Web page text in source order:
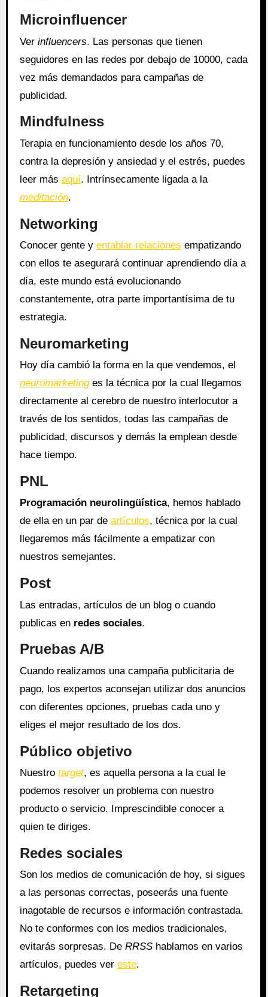
Microinfluencer
Ver influencers. Las personas que tienen
seguidores en las redes por debajo de 10000, cada
vez más demandados para campañas de
publicidad.
Mindfulness
Terapia en funcionamiento desde los años 70,
contra la depresión y ansiedad y el estrés, puedes
leer más aquí. Intrínsecamente ligada a la
meditación.
Networking
Conocer gente y entablar relaciones empatizando
con ellos te asegurará continuar aprendiendo día a
día, este mundo está evolucionando
constantemente, otra parte importantísima de tu
estrategia.
Neuromarketing
Hoy día cambió la forma en la que vendemos, el
neuromarketinges la técnica por la cual llegamos
directamente al cerebro de nuestro interlocutor a
través de los sentidos, todas las campañas de
publicidad, discursos y demás la emplean desde
hace tiempo.
PNL
Programación neurolingüística, hemos hablado
de ella en un par de artículos, técnica por la cual
llegaremos más fácilmente a empatizar con
nuestros semejantes.
Post
Las entradas, artículos de un blog o cuando
publicas en redes sociales.
Pruebas A/B
Cuando realizamos una campaña publicitaria de
pago, los expertos aconsejan utilizar dos anuncios
con diferentes opciones, pruebas cada uno y
eliges el mejor resultado de los dos.
Público objetivo
Nuestro target, es aquella persona a la cual le
podemos resolver un problema con nuestro
producto o servicio. Imprescindible conocer a
quien te diriges.
Redes sociales
Son los medios de comunicación de hoy, si sigues
a las personas correctas, poseerás una fuente
inagotable de recursos e información contrastada.
No te conformes con los medios tradicionales,
evitarás sorpresas. De RRSShablamos en varios
artículos, puedes ver este.
Retargeting